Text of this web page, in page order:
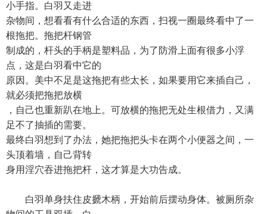
小手指。白羽又走进
杂物间，想看看有什么合适的东西，扫视一圈最终看中了一
根拖把。拖把杆钢管
制成的，杆头的手柄是塑料品，为了防滑上面有很多小浮
点，这是白羽看中它的
原因。美中不足是这拖把有些太长，如果要用它来插自己，
就必须把拖把放横
，自己也重新趴在地上。可放横的拖把无处生根借力，又满
足不了抽插的需要。
最终白羽想到了办法，她把拖把头卡在两个小便器之间，一
头顶着墙，自己背转
身用淫穴吞进拖把杆，这才算是大功告成。
白羽单身扶住皮搋木柄，开始前后摆动身体。被厕所杂